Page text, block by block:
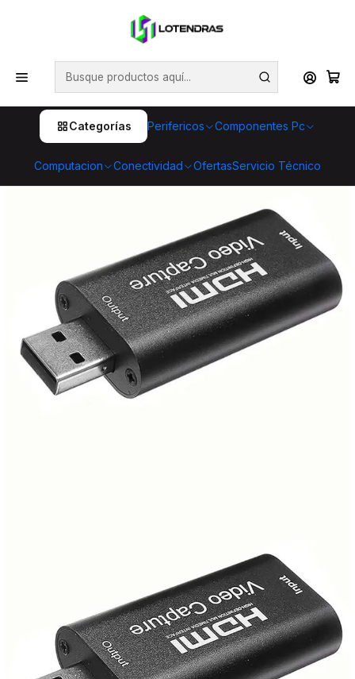
Categorías Perifericos Componentes Pc
Computacion Conectividad OfertasServicio Técnico
💥 ¡Compra HOY y retira GRATIS en tienda! 🏪🚀 Además,
aprovecha cientos de productos con Despacho Gratis 🛒📦
¡No dejes pasar esta oportunidad! 🔥
Componentes Pc
Cables y Adaptadores
Capturadora de Video HDMI USB 1080p